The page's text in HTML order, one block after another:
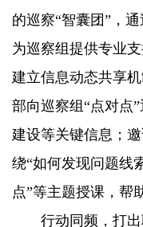
的巡察“智囊团”，
为巡察组提供专业
建立信息动态共享
部向巡察组“点对点
建设等关键信息；
绕“如何发现问题线
点”等主题授课，帮
行动同频，打出